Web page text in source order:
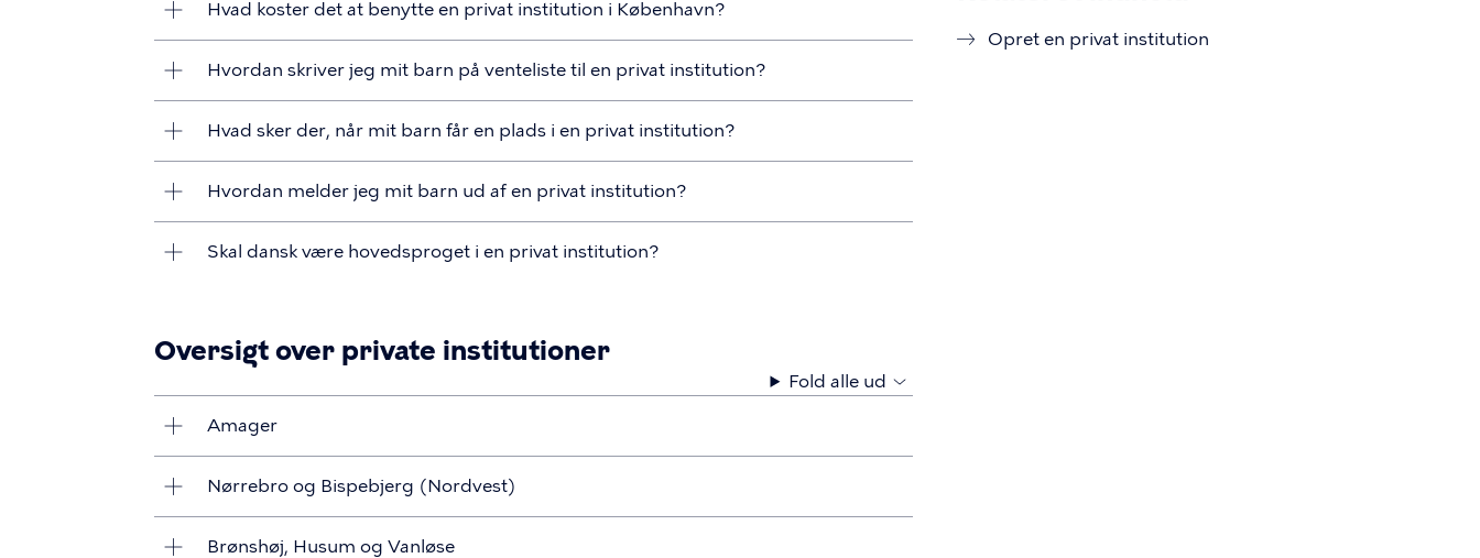
Hvad koster det at benytte en privat institution i København?
Hvordan skriver jeg mit barn på venteliste til en privat institution?
Hvad sker der, når mit barn får en plads i en privat institution?
Hvordan melder jeg mit barn ud af en privat institution?
Skal dansk være hovedsproget i en privat institution?
Oversigt over private institutioner
Fold alle ud
Amager
Nørrebro og Bispebjerg (Nordvest)
Brønshøj, Husum og Vanløse
Opret en privat institution